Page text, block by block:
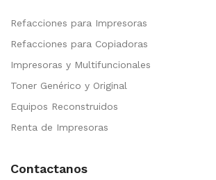
Refacciones para Impresoras
Refacciones para Copiadoras
Impresoras y Multifuncionales
Toner Genérico y Original
Equipos Reconstruidos
Renta de Impresoras
Contactanos